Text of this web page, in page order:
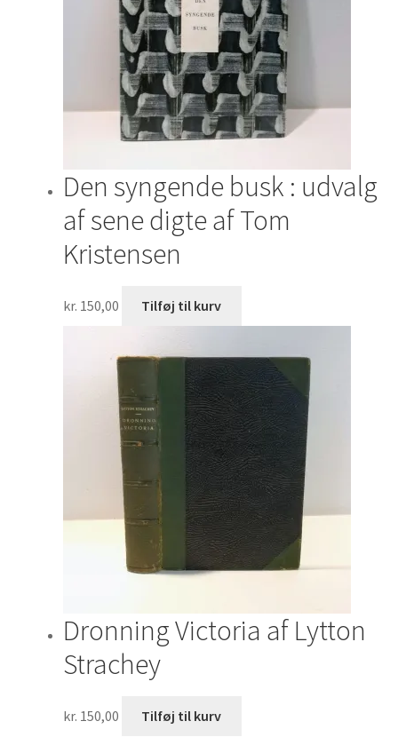
Den syngende busk : udvalg
af sene digte af Tom
Kristensen
kr. 150,00 Tilføj til kurv
Dronning Victoria af Lytton
Strachey
kr. 150,00 Tilføj til kurv